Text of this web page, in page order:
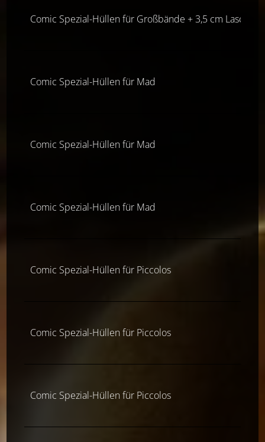
Comic Spezial-Hüllen für Großbände + 3,5 cm Lasche
Comic Spezial-Hüllen für Mad
Comic Spezial-Hüllen für Mad
Comic Spezial-Hüllen für Mad
Comic Spezial-Hüllen für Piccolos
Comic Spezial-Hüllen für Piccolos
Comic Spezial-Hüllen für Piccolos